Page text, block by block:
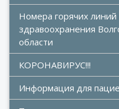
Номера горячих линий
здравоохранения
области
КОРОНАВИРУС!!!
Информация для